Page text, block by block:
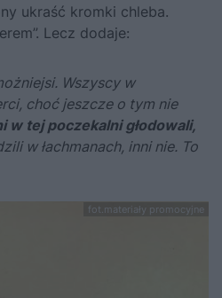
ukraść kromki chleba.
Lecz dodaje:
Wszyscy w
choć jeszcze o tym nie
w tej poczekalni głodowali,
w łachmanach, inni nie. To
fot.materiały promocyjne